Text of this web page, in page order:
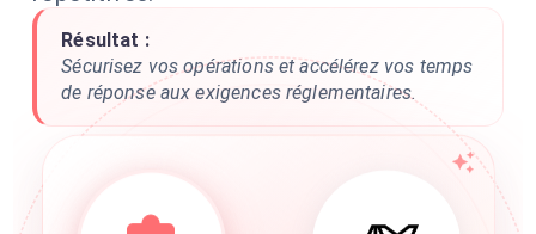
Résultat :
Sécurisez vos opérations et accélérez vos temps
de réponse aux exigences réglementaires.